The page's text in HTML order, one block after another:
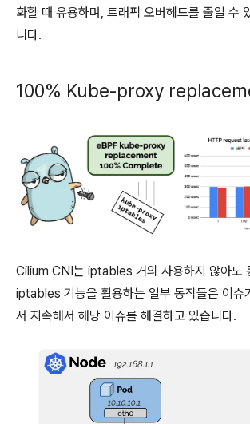
화할 때 유용하며, 트래픽 오버헤드를 줄일 수
니다.
100% Kube-proxy
Cilium CNI는 iptables 거의 사용하지 않아도
iptables 기능을 활용하는 일부 동작들은 이슈
서 지속해서 해당 이슈를 해결하고 있습니다.